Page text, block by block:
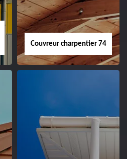
Couvreur charpentier 74